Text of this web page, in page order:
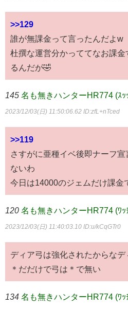
>>129
誰が無課金って言ったんだよw
杜撰な運営分かっててなお課
るんだが🤣
145 名も無きハンターHR774 (ｽ
2023/12/03(日) 11:50:06.62 ID:zfL+nTced
>>119
さすがに亜種イベ後即ナーフ
ないわ
今日は14000のジェムだけ課金
120 名も無きハンターHR774 (ﾜｯ
2023/12/03(日) 11:40:03.10 ID:u/kCqGTr0
ディア弓は強化されたからな
＊だだけで弓は＊で無い
134 名も無きハンターHR774 (ﾜｯ